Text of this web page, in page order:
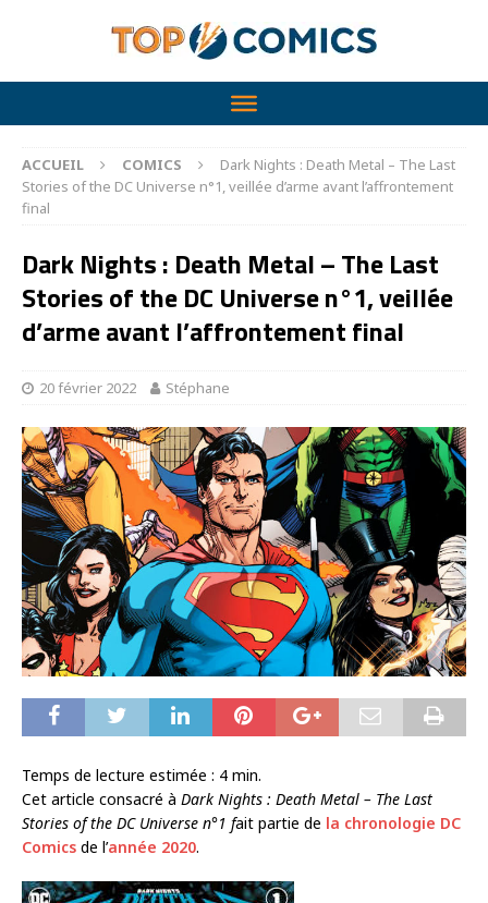
ACCUEIL COMICS
Dark Nights : Death Metal – The Last
Stories of the DC Universe n°1, veillée d’arme avant l’affrontement
final
Dark Nights : Death Metal – The Last
Stories of the DC Universe n°1, veillée
d’arme avant l’affrontement final
20 février 2022 Stéphane
Temps de lecture estimée : 4 min.
Cet article consacré à Dark Nights : Death Metal – The Last
Stories of the DC Universe n°1 fait partie de la chronologie DC
Comics de l’année 2020.